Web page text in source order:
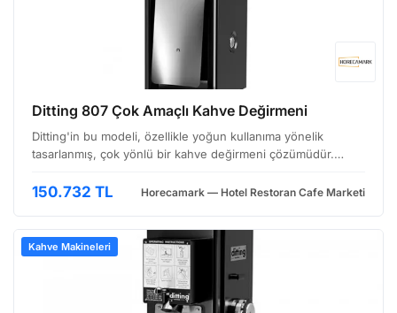
Ditting 807 Çok Amaçlı Kahve Değirmeni
Ditting'in bu modeli, özellikle yoğun kullanıma yönelik
tasarlanmış, çok yönlü bir kahve değirmeni çözümüdür.
kadar geniş bir yelpazede kullanım imkanı sunar. …
150.732 TL Horecamark — Hotel Restoran Cafe Marketi
Kahve Makineleri